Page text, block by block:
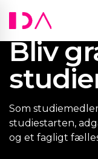
Gavekampagne
Bliv
Som
studiestarten,
og et fagligt